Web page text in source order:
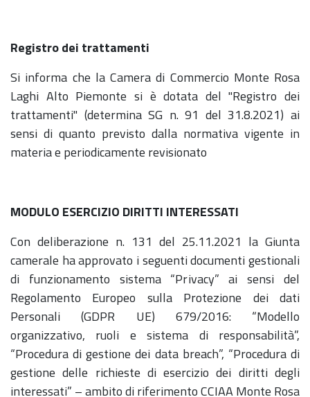
Registro dei trattamenti
Si informa che la Camera di Commercio Monte Rosa
Laghi Alto Piemonte si è dotata del "Registro dei
trattamenti" (determina SG n. 91 del 31.8.2021) ai
sensi di quanto previsto dalla normativa vigente in
materia e periodicamente revisionato
MODULO ESERCIZIO DIRITTI INTERESSATI
Con deliberazione n. 131 del 25.11.2021 la Giunta
camerale ha approvato i seguenti documenti gestionali
di funzionamento sistema “Privacy” ai sensi del
Regolamento Europeo sulla Protezione dei dati
Personali (GDPR UE) 679/2016: “Modello
organizzativo, ruoli e sistema di responsabilità”,
“Procedura di gestione dei data breach”, “Procedura di
gestione delle richieste di esercizio dei diritti degli
interessati” – ambito di riferimento CCIAA Monte Rosa